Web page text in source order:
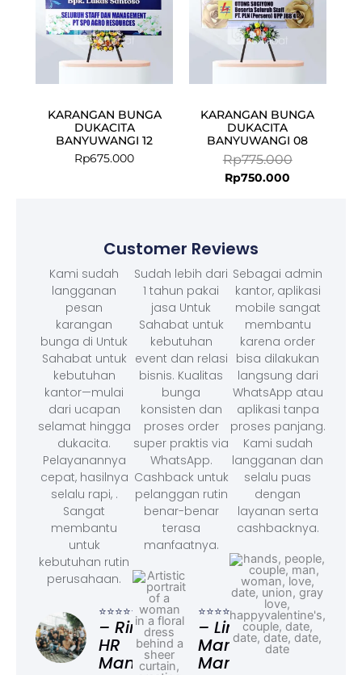
KARANGAN BUNGA
DUKACITA
BANYUWANGI 12
Rp675.000
KARANGAN BUNGA
DUKACITA
BANYUWANGI 08
Rp775.000
Rp750.000
Customer Reviews
Kami sudah
langganan
pesan
karangan
bunga di Untuk
Sahabat untuk
kebutuhan
kantor—mulai
dari ucapan
selamat hingga
dukacita.
Pelayanannya
cepat, hasilnya
selalu rapi, .
Sangat
membantu
untuk
kebutuhan rutin
perusahaan.
⭐⭐⭐⭐⭐
– Rina,
HR
Manager
Sudah lebih dari
1 tahun pakai
jasa Untuk
Sahabat untuk
kebutuhan
event dan relasi
bisnis. Kualitas
bunga
konsisten dan
proses order
super praktis via
WhatsApp.
Cashback untuk
pelanggan rutin
benar-benar
terasa
manfaatnya.
⭐⭐⭐⭐⭐
– Linda,
Marketing
Manager
Sebagai admin
kantor, aplikasi
mobile sangat
membantu
karena order
bisa dilakukan
langsung dari
WhatsApp atau
aplikasi tanpa
proses panjang.
Kami sudah
langganan dan
selalu puas
dengan
layanan serta
cashbacknya.